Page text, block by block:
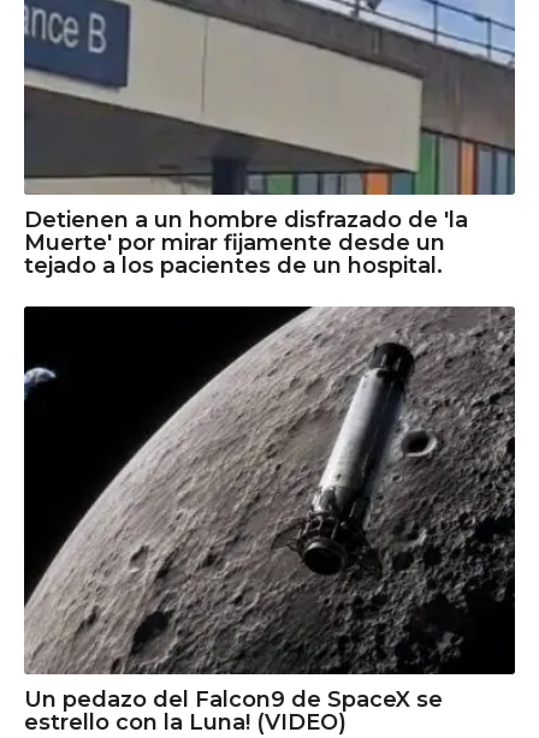
Detienen a un hombre disfrazado de 'la
Muerte' por mirar fijamente desde un
tejado a los pacientes de un hospital.
Un pedazo del Falcon9 de SpaceX se
estrello con la Luna! (VIDEO)